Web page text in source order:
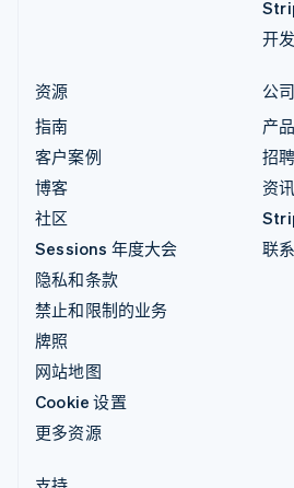
开
资源
指南
客户案例
博客
社区
Sessions 年度大会
隐私和条款
禁止和限制的业务
牌照
网站地图
Cookie 设置
更多资源
公司
产
招聘
资
联